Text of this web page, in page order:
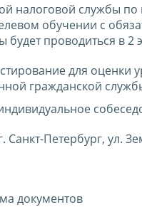
налоговой службы
обучении с
проводиться в 2
для
гражданской
Санкт-Петербург, ул.
документов